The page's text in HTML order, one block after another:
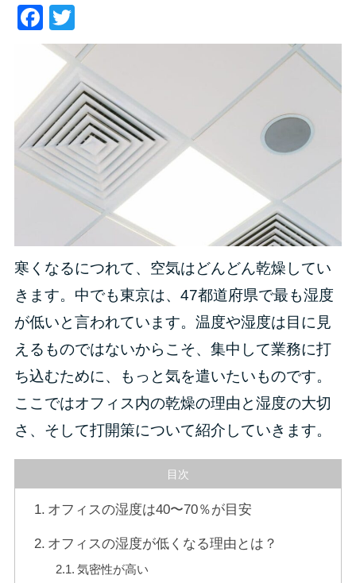
Facebook
寒くなるにつれて、空気はどんどん乾燥してい
きます。中でも東京は、47都道府県で最も湿度
が低いと言われています。温度や湿度は目に見
えるものではないからこそ、集中して業務に打
ち込むために、もっと気を遣いたいものです。
ここではオフィス内の乾燥の理由と湿度の大切
さ、そして打開策について紹介していきます。
目次
オフィスの湿度は40〜70％が目安
オフィスの湿度が低くなる理由とは？
気密性が高い